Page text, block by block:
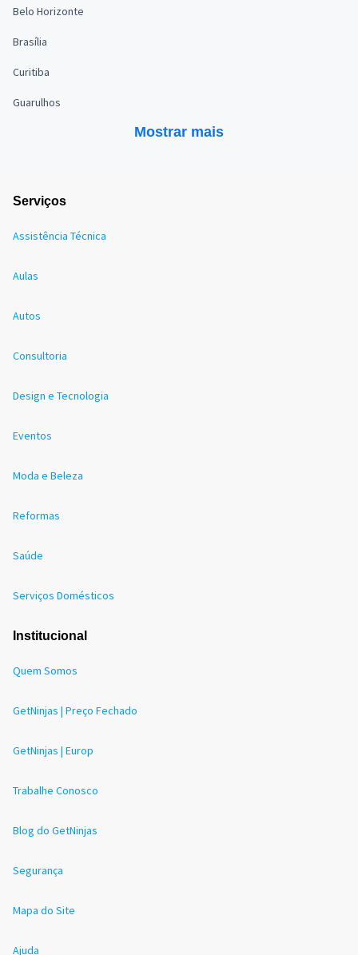
Belo Horizonte
Brasília
Curitiba
Guarulhos
Mostrar mais
Serviços
Assistência Técnica
Aulas
Autos
Consultoria
Design e Tecnologia
Eventos
Moda e Beleza
Reformas
Saúde
Serviços Domésticos
Institucional
Quem Somos
GetNinjas | Preço Fechado
GetNinjas | Europ
Trabalhe Conosco
Blog do GetNinjas
Segurança
Mapa do Site
Ajuda